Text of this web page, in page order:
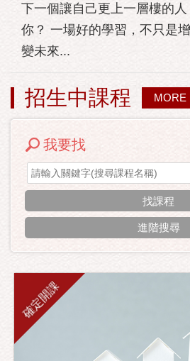
下一個讓自己更上一層樓的
你？ 一場好的學習，不只是
變未來...
招生中課程 MORE
我要找
進階搜尋
確定開課